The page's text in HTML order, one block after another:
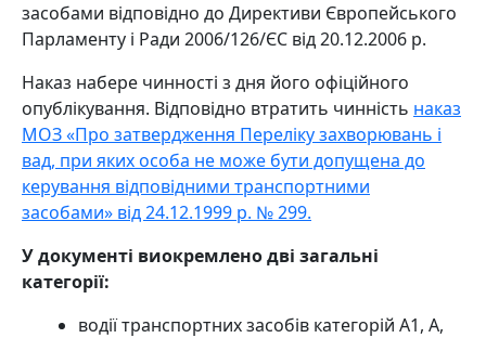
засобами відповідно до Директиви Європейського
Парламенту і Ради 2006/126/ЄС від 20.12.2006 р.
Наказ набере чинності з дня його офіційного
опублікування. Відповідно втратить чинність наказ
МОЗ «Про затвердження Переліку захворювань і
вад, при яких особа не може бути допущена до
керування відповідними транспортними
засобами» від 24.12.1999 р. № 299.
У документі виокремлено дві загальні
категорії:
водії транспортних засобів категорій A1, A,